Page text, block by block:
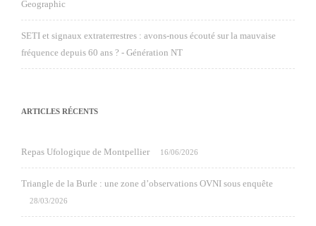
Geographic
SETI et signaux extraterrestres : avons-nous écouté sur la mauvaise
fréquence depuis 60 ans ? - Génération NT
ARTICLES RÉCENTS
Repas Ufologique de Montpellier 16/06/2026
Triangle de la Burle : une zone d’observations OVNI sous enquête
28/03/2026